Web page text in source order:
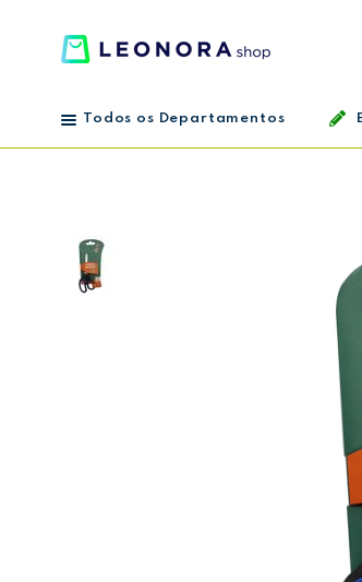
Todos os Departamentos